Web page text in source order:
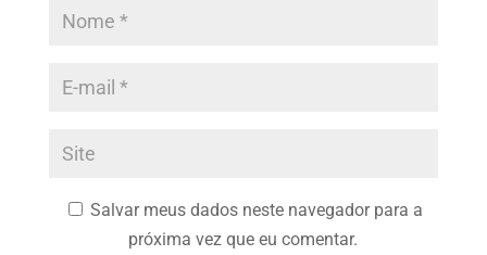
Salvar meus dados neste navegador para a
próxima vez que eu comentar.